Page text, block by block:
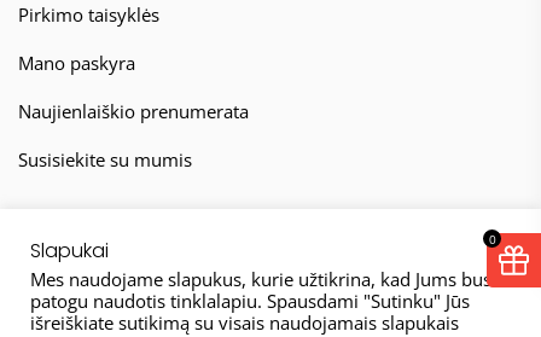
Pirkimo taisyklės
Mano paskyra
Naujienlaiškio prenumerata
Susisiekite su mumis
© 2026
Slapukai
Mes naudojame slapukus, kurie užtikrina, kad Jums bus
patogu naudotis tinklalapiu. Spausdami "Sutinku" Jūs
išreiškiate sutikimą su visais naudojamais slapukais
0